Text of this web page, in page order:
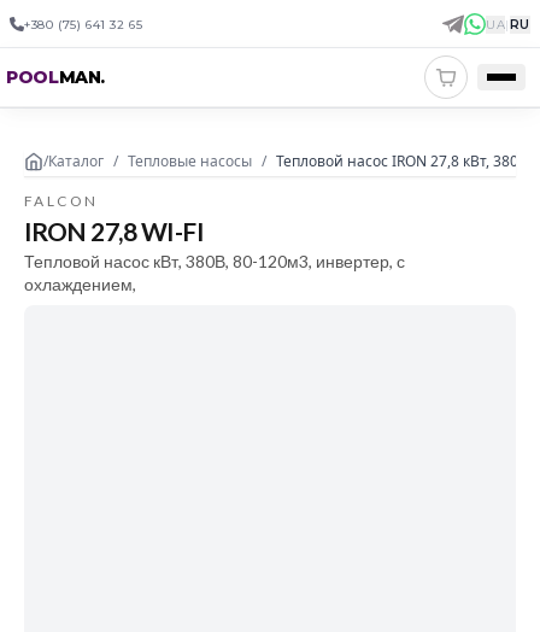
+380 (75) 641 32 65 UA|RU
POOLMAN.
/Каталог / Тепловые насосы / Тепловой насос IRON 27,8 кВт,
FALCON
IRON 27,8 WI-FI
Тепловой насос кВт, 380В, 80-120м3, инвертер, с
охлаждением,